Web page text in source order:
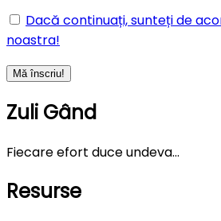
Dacă continuați, sunteți de
noastra!
Zuli Gând
Fiecare efort duce undeva…
Resurse